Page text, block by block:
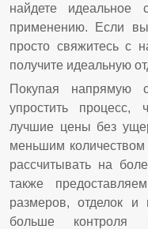
найдете идеальное
применению. Если
просто свяжитесь с
получите идеальную
Покупая напрямую
упростить процесс,
лучшие цены без
меньшим
рассчитывать на
также
размеров, отделок
больше